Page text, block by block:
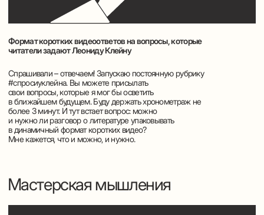
участники под руководством модератора
обсуждают прочитанные произведения,
делятся своими впечатлениями, дискутируют
о прочитанном.
Целью создания Читательского клуба является организация
корпоративного духовно-интеллектуального пространства для
повышения культурного уровня
и развития эмоционального интеллекта сотрудников,
приобщения к художественной литературе, классической и
современной поэзии, а также снижения общего уровня
Праздничные корпоративные
мероприятия